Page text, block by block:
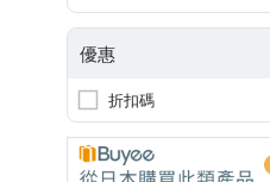
優惠
折扣碼